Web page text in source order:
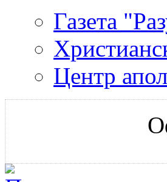
Газета
Центр